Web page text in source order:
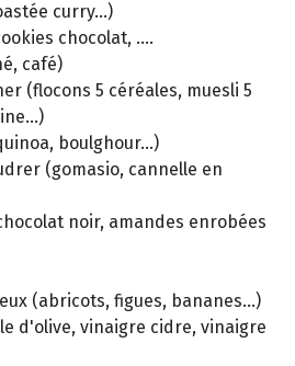
curry...)
chocolat, ….
café)
(flocons 5 céréales, muesli 5
boulghour…)
(gomasio, cannelle en
noir, amandes enrobées
(abricots, figues, bananes...)
d'olive, vinaigre cidre, vinaigre